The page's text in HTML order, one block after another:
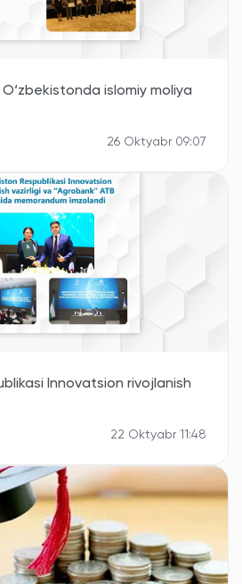
islomiy moliya
26 Oktyabr 09:07
Innovatsion rivojlanish
22 Oktyabr 11:48